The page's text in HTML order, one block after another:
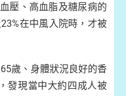
壓、高血脂及糖尿病的
在中風入院時，才被
歲、身體狀況良好的香
發現當中大約四成人被